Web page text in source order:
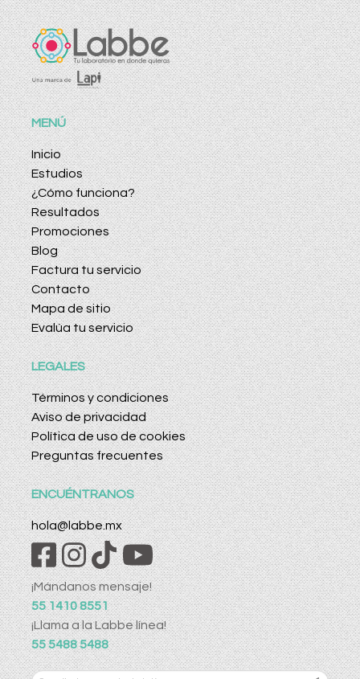
MENÚ
Inicio
Estudios
¿Cómo funciona?
Resultados
Promociones
Blog
Factura tu servicio
Contacto
Mapa de sitio
Evalúa tu servicio
LEGALES
Términos y condiciones
Aviso de privacidad
Política de uso de cookies
Preguntas frecuentes
ENCUÉNTRANOS
hola@labbe.mx
¡Mándanos mensaje!
55 1410 8551
¡Llama a la Labbe línea!
55 5488 5488